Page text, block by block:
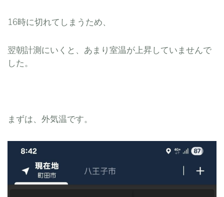
16時に切れてしまうため、
翌朝計測にいくと、あまり室温が上昇していませんで
した。
まずは、外気温です。